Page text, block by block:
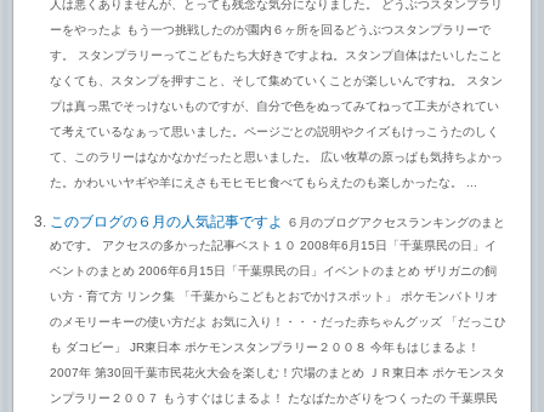
人は悪くありませんが、とっても残念な気分になりました。 どうぶつスタンプラリ
ーをやったよ もう一つ挑戦したのが園内６ヶ所を回るどうぶつスタンプラリーで
す。 スタンプラリーってこどもたち大好きですよね。スタンプ自体はたいしたこと
なくても、スタンプを押すこと、そして集めていくことが楽しいんですね。 スタン
プは真っ黒でそっけないものですが、自分で色をぬってみてねって工夫がされてい
て考えているなぁって思いました。ページごとの説明やクイズもけっこうたのしく
て、このラリーはなかなかだったと思いました。 広い牧草の原っぱも気持ちよかっ
た。かわいいヤギや羊にえさもモヒモヒ食べてもらえたのも楽しかったな。 ...
このブログの６月の人気記事ですよ ６月のブログアクセスランキングのまと
めです。 アクセスの多かった記事ベスト１０ 2008年6月15日「千葉県民の日」イ
ベントのまとめ 2006年6月15日「千葉県民の日」イベントのまとめ ザリガニの飼
い方・育て方 リンク集 「千葉からこどもとおでかけスポット」 ポケモンバトリオ
のメモリーキーの使い方だよ お気に入り！・・・だった赤ちゃんグッズ 「だっこひ
も ダコビー」 JR東日本 ポケモンスタンプラリー２００８ 今年もはじまるよ！
2007年 第30回千葉市民花火大会を楽しむ！穴場のまとめ ＪＲ東日本 ポケモンスタ
ンプラリー２００７ もうすぐはじまるよ！ たなばたかざりをつくったの 千葉県民